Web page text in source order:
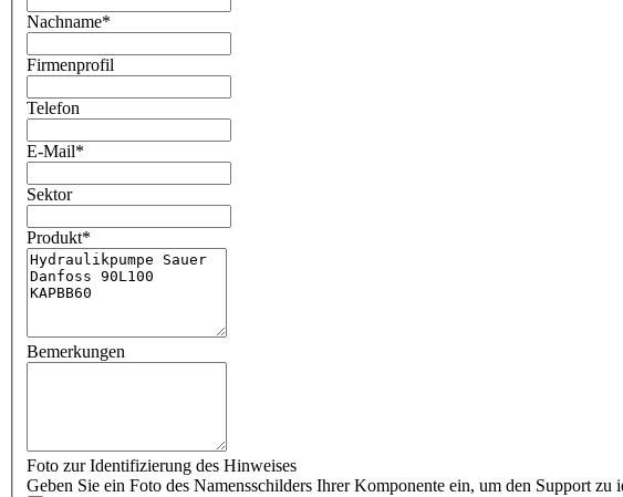
Nachname*
Firmenprofil
Telefon
E-Mail*
Sektor
Produkt*
Bemerkungen
Foto zur Identifizierung des Hinweises
Geben Sie ein Foto des Namensschilders Ihrer Komponente ein, um den Support zu